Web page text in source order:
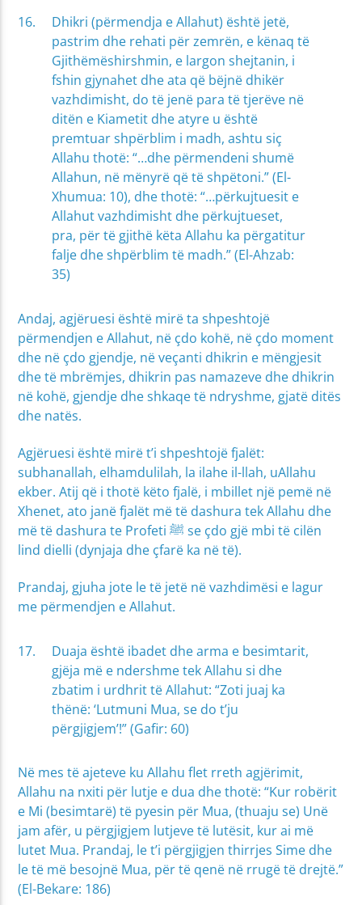
Dhikri (përmendja e Allahut) është jetë,
pastrim dhe rehati për zemrën, e kënaq të
Gjithëmëshirshmin, e largon shejtanin, i
fshin gjynahet dhe ata që bëjnë dhikër
vazhdimisht, do të jenë para të tjerëve në
ditën e Kiametit dhe atyre u është
premtuar shpërblim i madh, ashtu siç
Allahu thotë: “…dhe përmendeni shumë
Allahun, në mënyrë që të shpëtoni.” (El-
Xhumua: 10), dhe thotë: “…përkujtuesit e
Allahut vazhdimisht dhe përkujtueset,
pra, për të gjithë këta Allahu ka përgatitur
falje dhe shpërblim të madh.” (El-Ahzab:
35)
Andaj, agjëruesi është mirë ta shpeshtojë
përmendjen e Allahut, në çdo kohë, në çdo moment
dhe në çdo gjendje, në veçanti dhikrin e mëngjesit
dhe të mbrëmjes, dhikrin pas namazeve dhe dhikrin
në kohë, gjendje dhe shkaqe të ndryshme, gjatë ditës
dhe natës.
Agjëruesi është mirë t’i shpeshtojë fjalët:
subhanallah, elhamdulilah, la ilahe il-llah, uAllahu
ekber. Atij që i thotë këto fjalë, i mbillet një pemë në
Xhenet, ato janë fjalët më të dashura tek Allahu dhe
më të dashura te Profeti ﷺ se çdo gjë mbi të cilën
lind dielli (dynjaja dhe çfarë ka në të).
Prandaj, gjuha jote le të jetë në vazhdimësi e lagur
me përmendjen e Allahut.
Duaja është ibadet dhe arma e besimtarit,
gjëja më e ndershme tek Allahu si dhe
zbatim i urdhrit të Allahut: “Zoti juaj ka
thënë: ‘Lutmuni Mua, se do t’ju
përgjigjem’!” (Gafir: 60)
Në mes të ajeteve ku Allahu flet rreth agjërimit,
Allahu na nxiti për lutje e dua dhe thotë: “Kur robërit
e Mi (besimtarë) të pyesin për Mua, (thuaju se) Unë
jam afër, u përgjigjem lutjeve të lutësit, kur ai më
lutet Mua. Prandaj, le t’i përgjigjen thirrjes Sime dhe
le të më besojnë Mua, për të qenë në rrugë të drejtë.”
(El-Bekare: 186)